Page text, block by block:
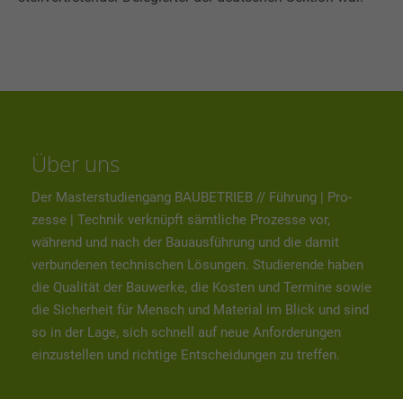
Über uns
Der Masterstudiengang BAUBETRIEB // Führung | Pro­
zesse | Technik verknüpft sämtliche Prozesse vor,
während und nach der Bauausführung und die damit
verbundenen technischen Lösungen. Studierende haben
die Qualität der Bauwerke, die Kosten und Termine sowie
die Sicherheit für Mensch und Material im Blick und sind
so in der Lage, sich schnell auf neue Anforderungen
einzustellen und richtige Entscheidungen zu treffen.